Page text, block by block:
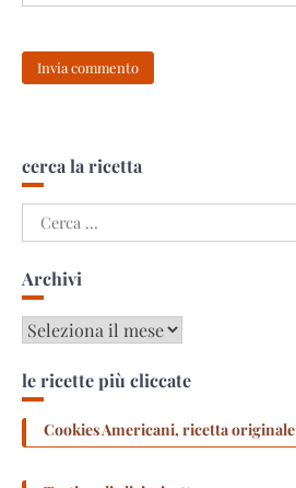
cerca la ricetta
Ricerca
per:
Archivi
Archivi
le ricette più cliccate
Cookies Americani, ricetta originale